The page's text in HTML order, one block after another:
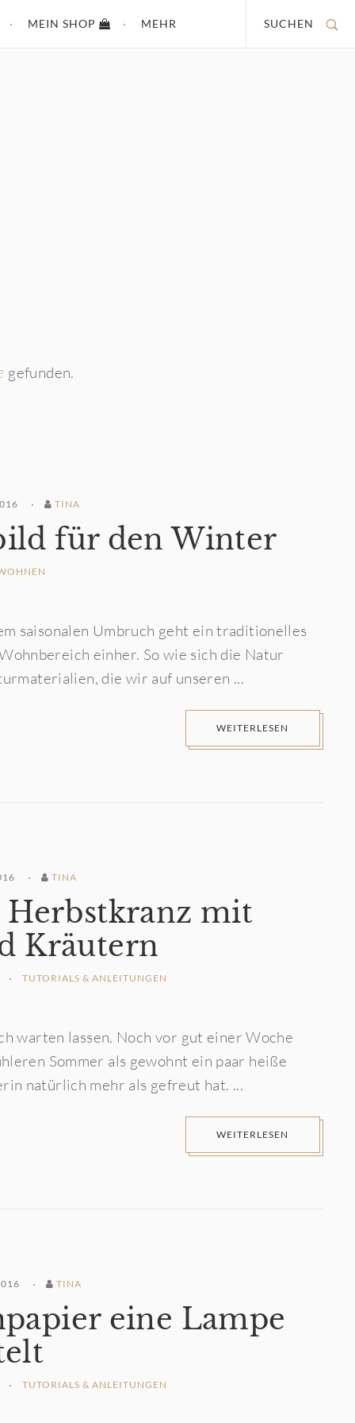
SUCHEN
MEIN SHOP MEHR
gefunden.
TINA
für den Winter
saisonalen Umbruch geht ein traditionelles
einher. So wie sich die Natur
die wir auf unseren ...
WEITERLESEN
TINA
mit
Kräutern
TUTORIALS & ANLEITUNGEN
warten lassen. Noch vor gut einer Woche
Sommer als gewohnt ein paar heiße
natürlich mehr als gefreut hat. ...
WEITERLESEN
TINA
eine Lampe
TUTORIALS & ANLEITUNGEN